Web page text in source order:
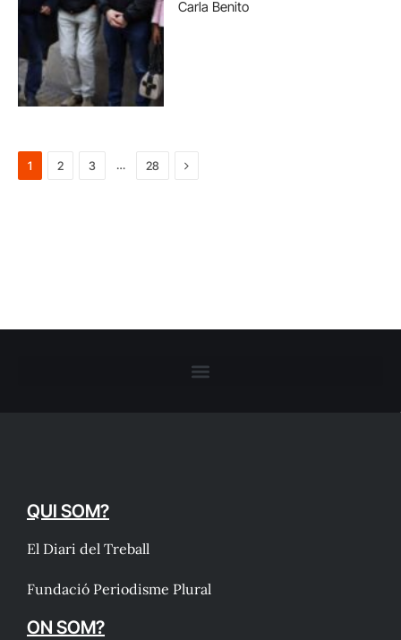
Carla Benito
1 2 3 … 28 Next
QUI SOM?
El Diari del Treball
Fundació Periodisme Plural
ON SOM?